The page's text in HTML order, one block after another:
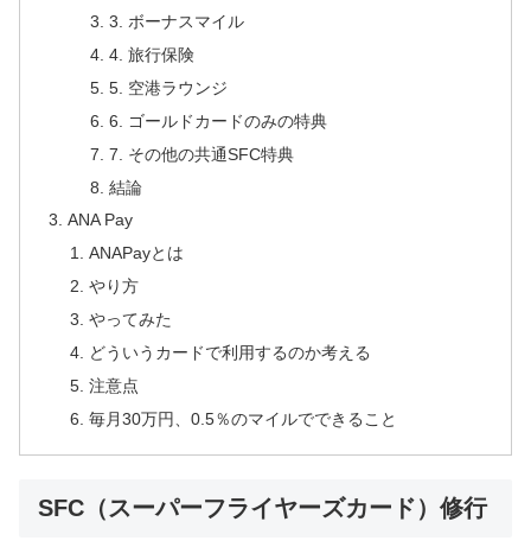
3. ボーナスマイル
4. 旅行保険
5. 空港ラウンジ
6. ゴールドカードのみの特典
7. その他の共通SFC特典
結論
ANA Pay
ANAPayとは
やり方
やってみた
どういうカードで利用するのか考える
注意点
毎月30万円、0.5％のマイルでできること
SFC（スーパーフライヤーズカード）修行